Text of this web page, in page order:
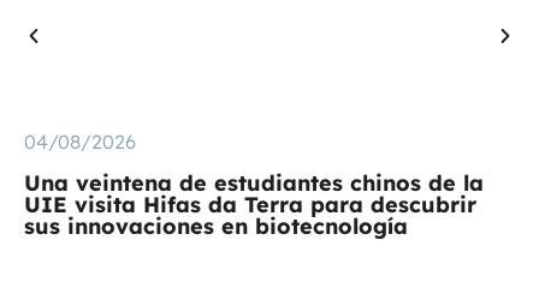
04/08/2026
Una veintena de estudiantes chinos de la
UIE visita Hifas da Terra para descubrir
sus innovaciones en biotecnología